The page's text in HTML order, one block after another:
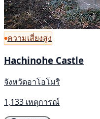
ความเสี่ยงสูง
Hachinohe Castle
จังหวัดอาโอโมริ
1,133 เหตุการณ์